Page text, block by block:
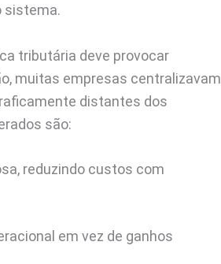
sistema.
tributária deve provocar
muitas empresas centralizavam
distantes dos
são:
reduzindo custos com
em vez de ganhos